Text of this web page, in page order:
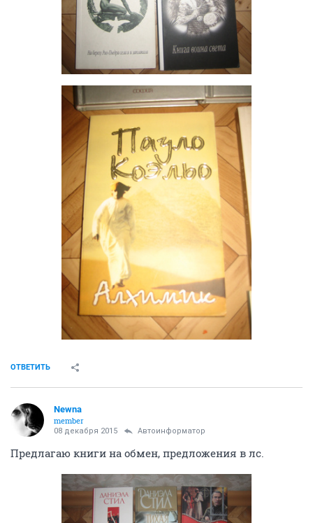
ОТВЕТИТЬ
Newna
member
08 декабря 2015 Автоинформатор
Предлагаю книги на обмен, предложения в лс.